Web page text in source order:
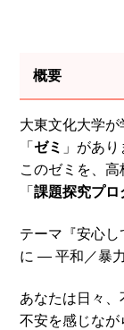
概要
大東文化大学
「ゼミ 」があり
このゼミを、高
「課題探究プロ
テーマ『安心
に ― 平和／暴
あなたは日々
不安を感じなが